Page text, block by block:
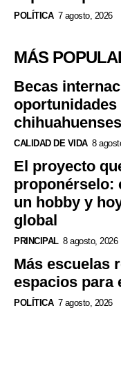
POLÍTICA 7 agosto, 2026
MÁS
Becas
chihuahuenses
CALIDAD DE VIDA 8
El proyecto
proponérselo:
un hobby y
global
PRINCIPAL 8 agosto, 2026
Más escuelas
espacios para
POLÍTICA 7 agosto, 2026